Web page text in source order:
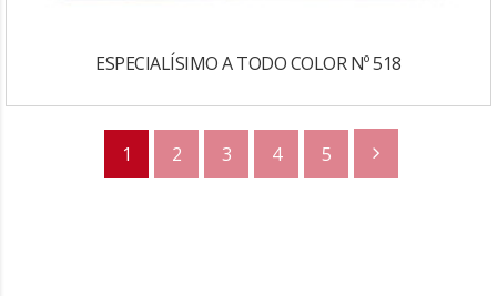
ESPECIALÍSIMO A TODO COLOR Nº 518
1 2 3 4 5